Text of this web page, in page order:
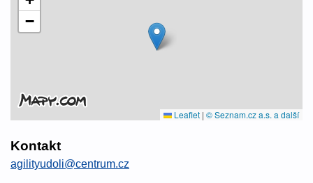
−
Leaflet | © Seznam.cz a.s. a další
Kontakt
agilityudoli@centrum.cz